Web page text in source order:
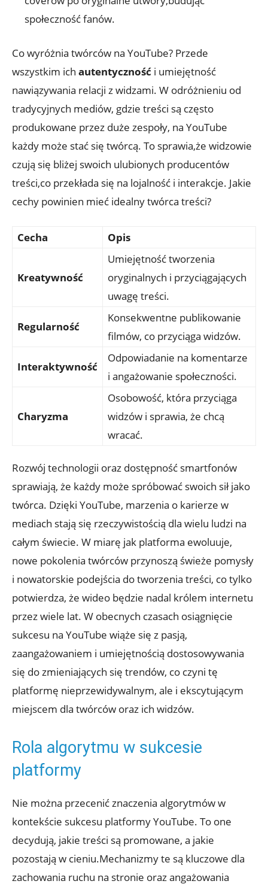
społeczność fanów.
Co wyróżnia twórców na YouTube? Przede
wszystkim ich autentyczność i umiejętność
nawiązywania relacji z widzami. W odróżnieniu od
tradycyjnych mediów, gdzie treści są często
produkowane przez duże zespoły, na YouTube
każdy może stać się twórcą. To sprawia,że widzowie
czują się bliżej swoich ulubionych producentów
treści,co przekłada się na lojalność i interakcje. Jakie
cechy powinien mieć idealny twórca treści?
Cecha Opis
Kreatywność
Umiejętność tworzenia
oryginalnych i przyciągających
uwagę treści.
Regularność
Konsekwentne publikowanie
filmów, co przyciąga widzów.
Interaktywność
Odpowiadanie na komentarze
i angażowanie społeczności.
Charyzma
Osobowość, która przyciąga
widzów i sprawia, że chcą
wracać.
Rozwój technologii oraz dostępność smartfonów
sprawiają, że każdy może spróbować swoich sił jako
twórca. Dzięki YouTube, marzenia o karierze w
mediach stają się rzeczywistością dla wielu ludzi na
całym świecie. W miarę jak platforma ewoluuje,
nowe pokolenia twórców przynoszą świeże pomysły
i nowatorskie podejścia do tworzenia treści, co tylko
potwierdza, że wideo będzie nadal królem internetu
przez wiele lat. W obecnych czasach osiągnięcie
sukcesu na YouTube wiąże się z pasją,
zaangażowaniem i umiejętnością dostosowywania
się do zmieniających się trendów, co czyni tę
platformę nieprzewidywalnym, ale i ekscytującym
miejscem dla twórców oraz ich widzów.
Rola algorytmu w sukcesie
platformy
Nie można przecenić znaczenia algorytmów w
kontekście sukcesu platformy YouTube. To one
decydują, jakie treści są promowane, a jakie
pozostają w cieniu.Mechanizmy te są kluczowe dla
zachowania ruchu na stronie oraz angażowania